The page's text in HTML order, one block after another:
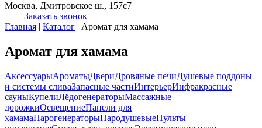
Москва, Дмитровское ш., 157с7
Заказать звонок
Главная | Каталог | Аромат для хамама
Аромат для хамама
АксессуарыАроматыДвериДровяные печиДушевые поддоны
и системы сливаЗапасные частиИнтерьерИнфракрасные
сауныКупелиЛёдогенераторыМассажные
дорожкиОсвещениеПанели для
хамамаПарогенераторыПародушевыеПульты